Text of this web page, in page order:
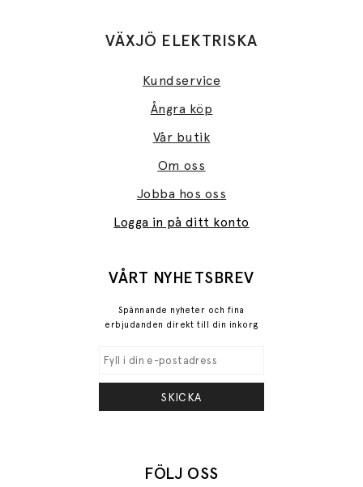
VÄXJÖ ELEKTRISKA
Kundservice
Ångra köp
Vår butik
Om oss
Jobba hos oss
Logga in på ditt konto
VÅRT NYHETSBREV
Spännande nyheter och fina
erbjudanden direkt till din inkorg
SKICKA
FÖLJ OSS